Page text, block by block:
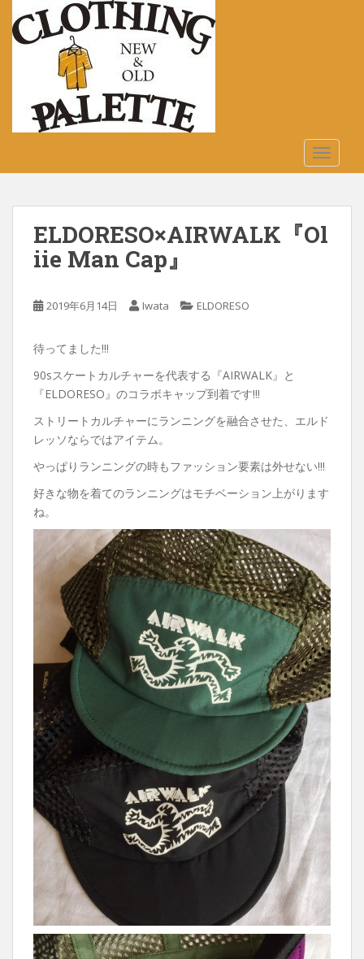
n
ELDORESO×AIRWALK『Ol
iie Man Cap』
2019年6月14日 Iwata ELDORESO
待ってました!!!
90sスケートカルチャーを代表する『AIRWALK』と
『ELDORESO』のコラボキャップ到着です!!!
ストリートカルチャーにランニングを融合させた、エルド
レッソならではアイテム。
やっぱりランニングの時もファッション要素は外せない!!!
好きな物を着てのランニングはモチベーション上がります
ね。